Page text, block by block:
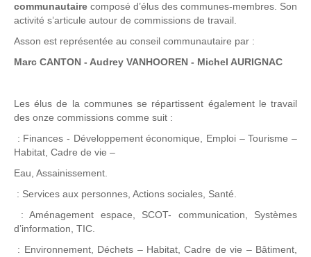
communautaire composé d’élus des communes-membres. Son
activité s’articule autour de commissions de travail.
Asson est représentée au conseil communautaire par :
Marc CANTON - Audrey VANHOOREN - Michel AURIGNAC
Les élus de la communes se répartissent également le travail
des onze commissions comme suit :
: Finances - Développement économique, Emploi – Tourisme –
Habitat, Cadre de vie –
Eau, Assainissement.
: Services aux personnes, Actions sociales, Santé.
: Aménagement espace, SCOT- communication, Systèmes
d’information, TIC.
: Environnement, Déchets – Habitat, Cadre de vie – Bâtiment,